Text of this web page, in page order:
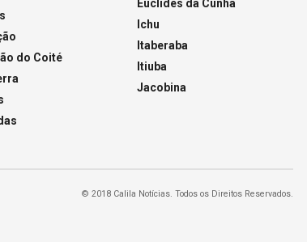
do Coité
Euclides da Cunha
Ichu
Itaberaba
Itiuba
Jacobina
© 2018 Calila Notícias. Todos os Direitos Reservados.